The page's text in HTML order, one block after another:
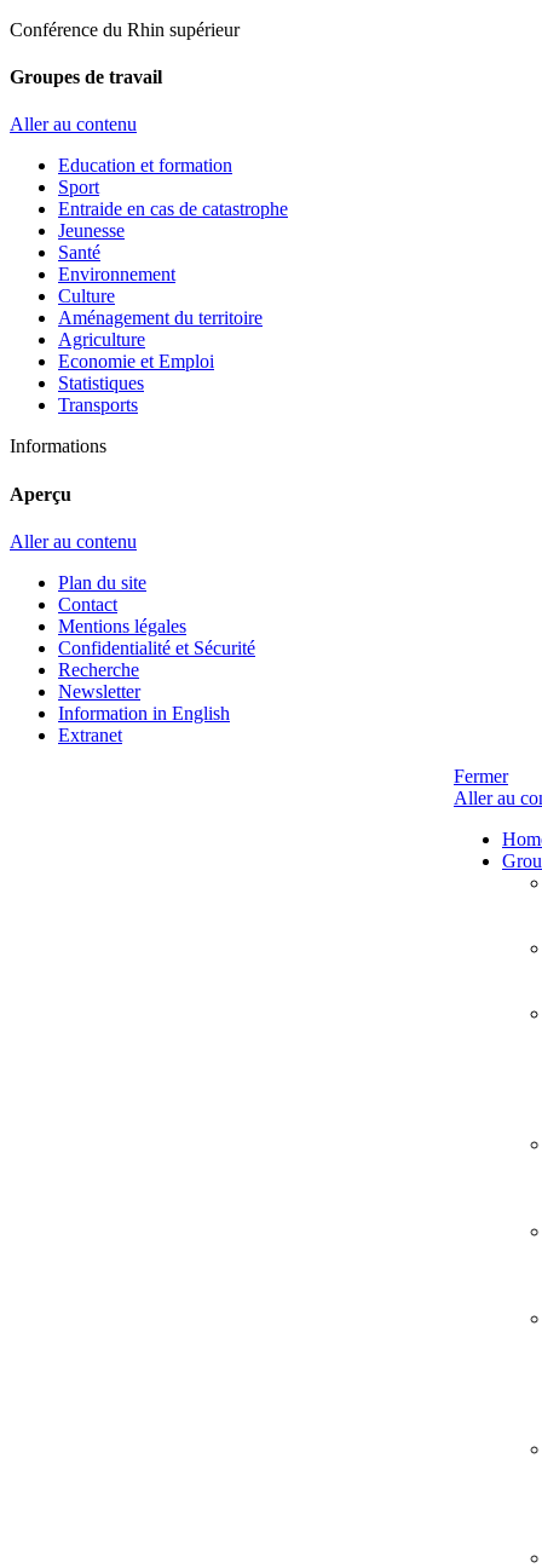
Conférence du Rhin supérieur
Groupes de travail
Aller au contenu
Education et formation
Sport
Entraide en cas de catastrophe
Jeunesse
Santé
Environnement
Culture
Aménagement du territoire
Agriculture
Economie et Emploi
Statistiques
Transports
Informations
Aperçu
Aller au contenu
Plan du site
Contact
Mentions légales
Confidentialité et Sécurité
Recherche
Newsletter
Information in English
Extranet
Fermer
Aller au